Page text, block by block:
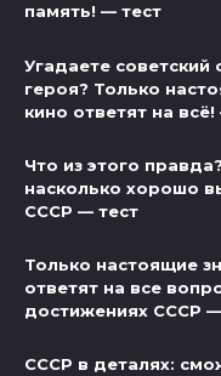
память! — тест
Угадаете
героя? Только
кино ответят на
Что из этого
насколько хорошо
СССР — тест
Только настоящие
ответят на все
достижениях СССР —
СССР в деталях: